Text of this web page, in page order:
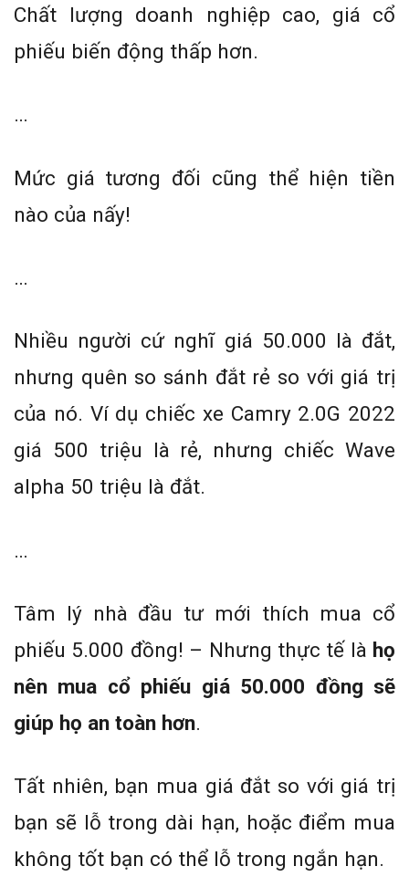
Chất lượng doanh nghiệp cao, giá cổ
phiếu biến động thấp hơn.
…
Mức giá tương đối cũng thể hiện tiền
nào của nấy!
…
Nhiều người cứ nghĩ giá 50.000 là đắt,
nhưng quên so sánh đắt rẻ so với giá trị
của nó. Ví dụ chiếc xe Camry 2.0G 2022
giá 500 triệu là rẻ, nhưng chiếc Wave
alpha 50 triệu là đắt.
…
Tâm lý nhà đầu tư mới thích mua cổ
phiếu 5.000 đồng! – Nhưng thực tế là họ
nên mua cổ phiếu giá 50.000 đồng sẽ
giúp họ an toàn hơn.
Tất nhiên, bạn mua giá đắt so với giá trị
bạn sẽ lỗ trong dài hạn, hoặc điểm mua
không tốt bạn có thể lỗ trong ngắn hạn.